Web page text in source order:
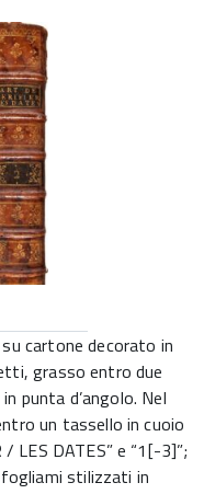
cartone decorato in
grasso entro due
punta d’angolo. Nel
un tassello in cuoio
LES DATES” e “1[-3]”;
stilizzati in